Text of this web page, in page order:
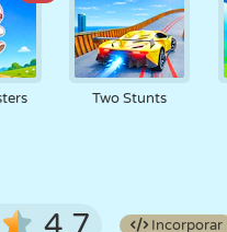
Two Stunts
Incorporar